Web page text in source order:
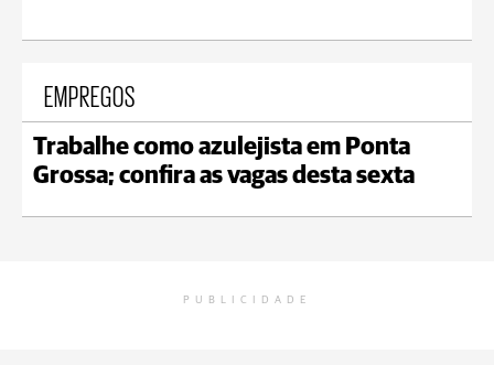
EMPREGOS
Trabalhe como azulejista em Ponta
Grossa; confira as vagas desta sexta
PUBLICIDADE